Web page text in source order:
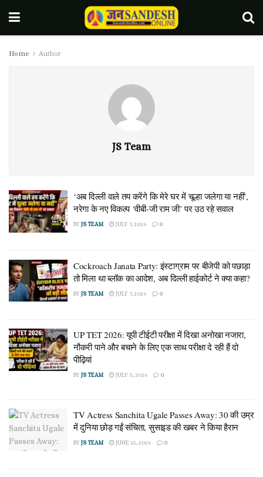
Home Author
JS Team
‘अब दिल्ली वाले तय करेंगे कि मेरे घर में चूल्हा जलेगा या नहीं’,
नरेगा के नए विकल्प ‘वीबी-जी राम जी’ पर उठ रहे सवाल
BYJS TEAM JULY 7, 2026 0
Cockroach Janata Party: इंस्टाग्राम पर बीजेपी को पछाड़ा
तो मिला था ब्लॉक का आदेश, अब दिल्ली हाईकोर्ट ने क्या कहा?
BYJS TEAM JULY 7, 2026 0
UP TET 2026: यूपी टीईटी परीक्षा में दिखा अनोखा नजारा,
नौकरी पाने और बचाने के लिए एक साथ परीक्षा दे रही हैं दो
पीढ़ियां
BYJS TEAM JULY 5, 2026 0
TV Actress Sanchita Ugale Passes Away: 30 की उम्र
में दुनिया छोड़ गईं संचिता, सुसाइड की खबर ने किया हैरान
BYJS TEAM JUNE 15, 2026 0